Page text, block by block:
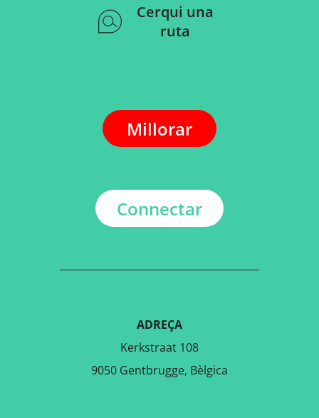
Cerqui una
ruta
Millorar
Connectar
ADREÇA
Kerkstraat 108
9050 Gentbrugge, Bèlgica